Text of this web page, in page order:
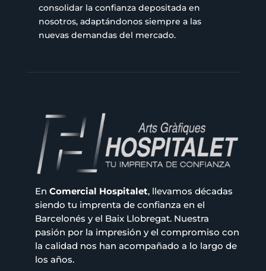
consolidar la confianza depositada en
nosotros, adaptándonos siempre a las
nuevas demandas del mercado.
En Comercial Hospitalet, llevamos décadas
siendo tu imprenta de confianza en el
Barcelonés y el Baix Llobregat. Nuestra
pasión por la impresión y el compromiso con
la calidad nos han acompañado a lo largo de
los años.